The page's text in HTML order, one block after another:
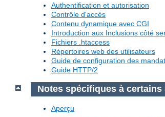
Authentification et autorisation
Contrôle d'accès
Contenu dynamique avec CGI
Introduction aux Inclusions côté
Fichiers .htaccess
Répertoires web des utilisateurs
Guide de configuration des
Guide HTTP/2
Notes spécifiques à certains
Aperçu